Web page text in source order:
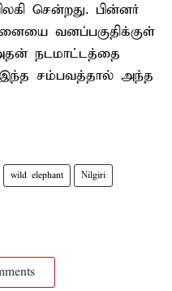
சென்றது. பின்னர்
வனப்பகுதிக்குள்
அதன் நடமாட்டத்தை
இந்த சம்பவத்தால் அந்த
wild elephant Nilgiri